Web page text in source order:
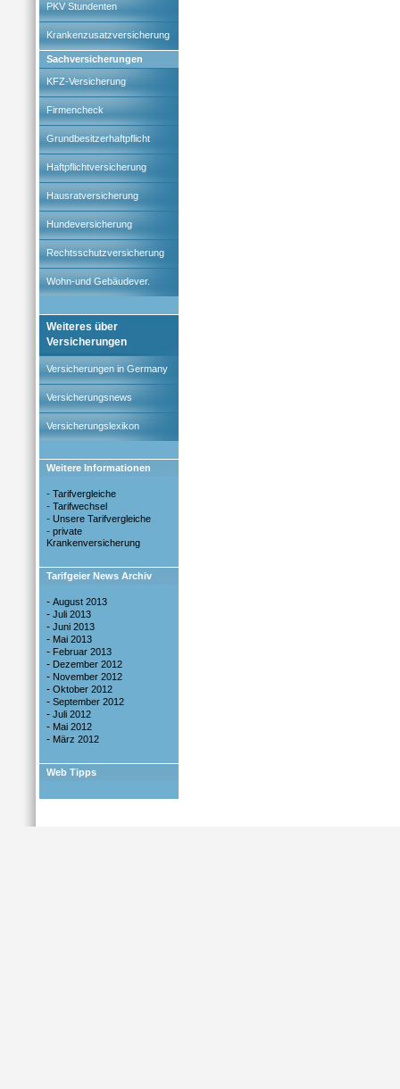
PKV Stundenten
Krankenzusatzversicherung
Sachversicherungen
KFZ-Versicherung
Firmencheck
Grundbesitzerhaftpflicht
Haftpflichtversicherung
Hausratversicherung
Hundeversicherung
Rechtsschutzversicherung
Wohn-und Gebäudever.
Weiteres über
Versicherungen
Versicherungen in Germany
Versicherungsnews
Versicherungslexikon
Weitere Informationen
- Tarifvergleiche
- Tarifwechsel
- Unsere Tarifvergleiche
- private
Krankenversicherung
Tarifgeier News Archiv
- August 2013
- Juli 2013
- Juni 2013
- Mai 2013
- Februar 2013
- Dezember 2012
- November 2012
- Oktober 2012
- September 2012
- Juli 2012
- Mai 2012
- März 2012
Web Tipps